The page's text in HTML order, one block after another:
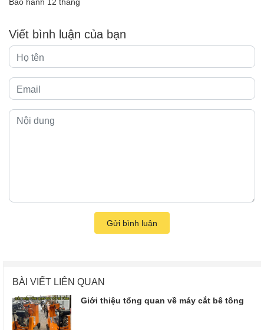
Viết bình luận của bạn
Gửi bình luận
BÀI VIẾT LIÊN QUAN
Giới thiệu tổng quan về máy cắt bê tông